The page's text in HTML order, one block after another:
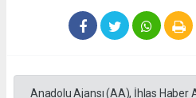
Anadolu Ajansı (AA), İhlas Haber